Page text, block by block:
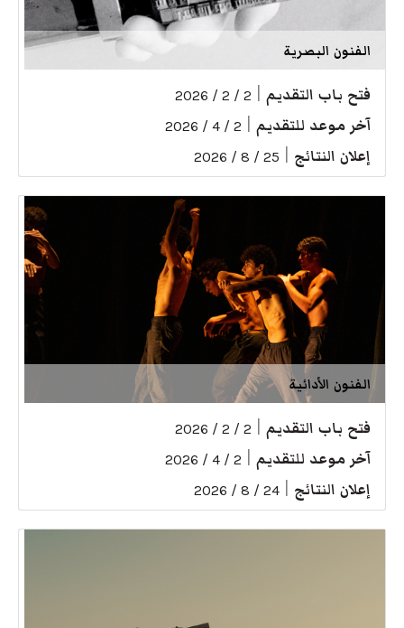
الفنون البصرية
فتح باب التقديم 2 / 2 / 2026
آخر موعد للتقديم 2 / 4 / 2026
إعلان النتائج 25 / 8 / 2026
الفنون الأدائية
فتح باب التقديم 2 / 2 / 2026
آخر موعد للتقديم 2 / 4 / 2026
إعلان النتائج 24 / 8 / 2026